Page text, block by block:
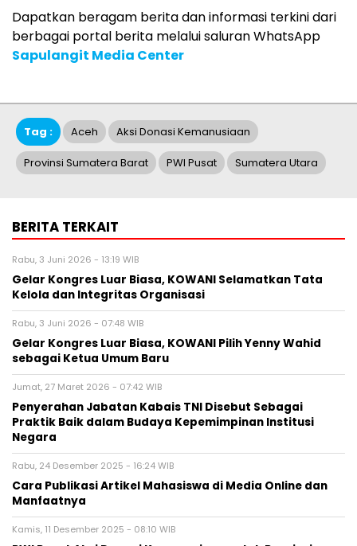
Dapatkan beragam berita dan informasi terkini dari
berbagai portal berita melalui saluran WhatsApp
Sapulangit Media Center
Tag : Aceh Aksi Donasi Kemanusiaan
Provinsi Sumatera Barat PWI Pusat Sumatera Utara
BERITA TERKAIT
Rabu, 3 Juni 2026 - 13:19 WIB
Gelar Kongres Luar Biasa, KOWANI Selamatkan Tata
Kelola dan Integritas Organisasi
Rabu, 3 Juni 2026 - 07:48 WIB
Gelar Kongres Luar Biasa, KOWANI Pilih Yenny Wahid
sebagai Ketua Umum Baru
Jumat, 27 Maret 2026 - 07:42 WIB
Penyerahan Jabatan Kabais TNI Disebut Sebagai
Praktik Baik dalam Budaya Kepemimpinan Institusi
Negara
Rabu, 24 Desember 2025 - 16:24 WIB
Cara Publikasi Artikel Mahasiswa di Media Online dan
Manfaatnya
Kamis, 11 Desember 2025 - 08:10 WIB